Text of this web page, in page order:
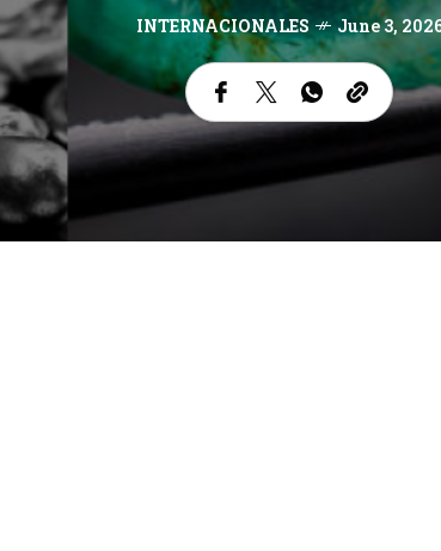
INTERNACIONALES June 3,